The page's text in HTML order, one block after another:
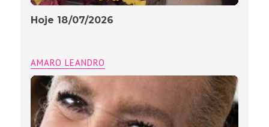
Hoje 18/07/2026
AMARO LEANDRO